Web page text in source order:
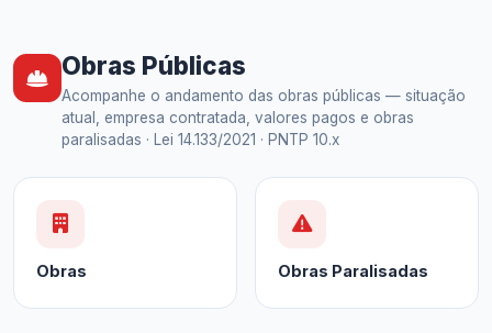
Obras Públicas
Acompanhe o andamento das obras públicas — situação
atual, empresa contratada, valores pagos e obras
paralisadas · Lei 14.133/2021 · PNTP 10.x
Obras Obras Paralisadas